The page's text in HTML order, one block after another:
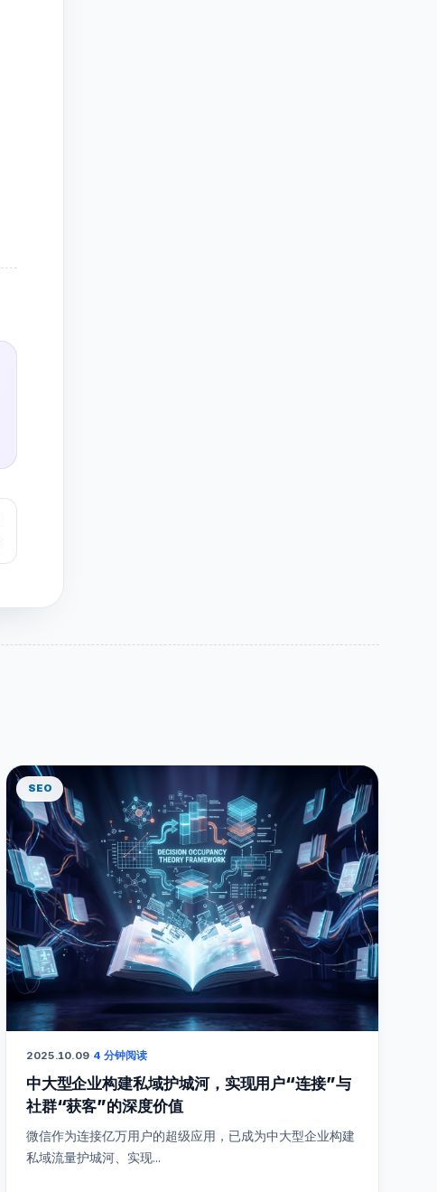
SEO
2025.10.09·4 分钟阅读
中大型企业构建私域护城河，实现用户“连接”与
社群“获客”的深度价值
微信作为连接亿万用户的超级应用，已成为中大型企业构建
私域流量护城河、实现...